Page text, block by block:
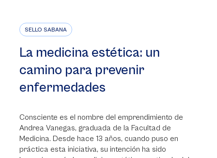
SELLO SABANA
La medicina estética: un
camino para prevenir
enfermedades
Consciente es el nombre del emprendimiento de
Andrea Vanegas, graduada de la Facultad de
Medicina. Desde hace 13 años, cuando puso en
práctica esta iniciativa, su intención ha sido